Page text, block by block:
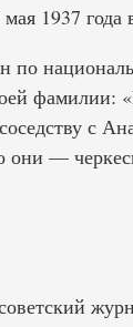
1937 года
по
фамилии:
с
они —